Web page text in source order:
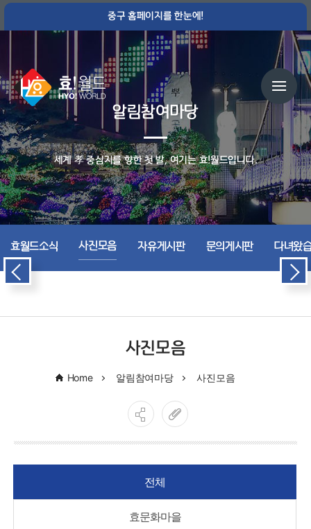
중구 홈페이지를 한눈에!
알림참여마당
세계 孝 중심지를 향한 첫 발, 여기는 효!월드입니다.
효월드소식 사진모음 자유게시판 문의게시판 다녀왔
사진모음
Home 알림참여마당 사진모음
전체
효문화마을